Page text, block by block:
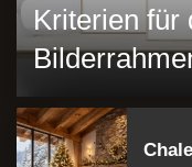
Kriterien für